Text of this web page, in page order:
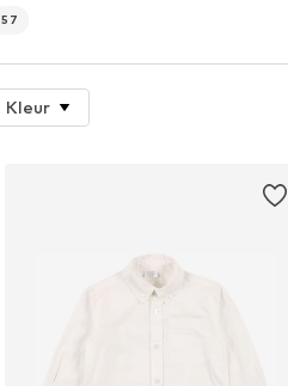
57
Kleur